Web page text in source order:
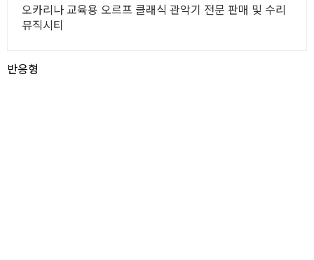
오카리나 교육용 오르프 클래식 관악기 전문 판매 및 수리
뮤직시티
반응형